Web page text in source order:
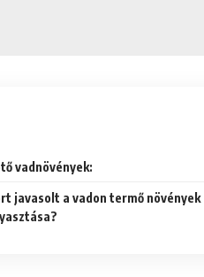
vadnövények:
javasolt a vadon termő növények